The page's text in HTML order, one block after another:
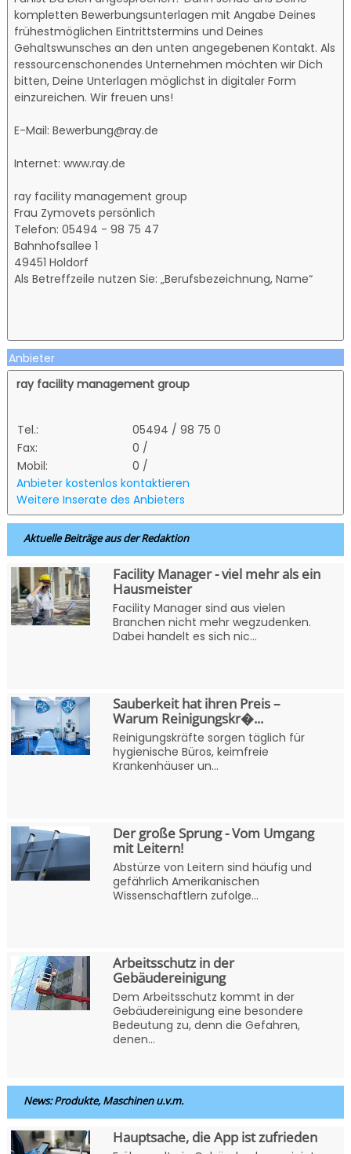
kompletten Bewerbungsunterlagen mit Angabe Deines
frühestmöglichen Eintrittstermins und Deines
Gehaltswunsches an den unten angegebenen Kontakt. Als
ressourcenschonendes Unternehmen möchten wir Dich
bitten, Deine Unterlagen möglichst in digitaler Form
einzureichen. Wir freuen uns!
E-Mail: Bewerbung@ray.de
Internet: www.ray.de
ray facility management group
Frau Zymovets persönlich
Telefon: 05494 - 98 75 47
Bahnhofsallee 1
49451 Holdorf
Als Betreffzeile nutzen Sie: „Berufsbezeichnung, Name“
Anbieter
ray facility management group
Tel.:
05494 / 98 75 0
Fax:
0 /
Mobil:
0 /
Anbieter kostenlos kontaktieren
Weitere Inserate des Anbieters
Aktuelle Beiträge aus der Redaktion
Facility Manager - viel mehr als ein
Hausmeister
Facility Manager sind aus vielen
Branchen nicht mehr wegzudenken.
Dabei handelt es sich nic...
Sauberkeit hat ihren Preis –
Warum Reinigungskr�...
Reinigungskräfte sorgen täglich für
hygienische Büros, keimfreie
Krankenhäuser un...
Der große Sprung - Vom Umgang
mit Leitern!
Abstürze von Leitern sind häufig und
gefährlich Amerikanischen
Wissenschaftlern zufolge...
Arbeitsschutz in der
Gebäudereinigung
Dem Arbeitsschutz kommt in der
Gebäudereinigung eine besondere
Bedeutung zu, denn die Gefahren,
denen...
News: Produkte, Maschinen u.v.m.
Hauptsache, die App ist zufrieden